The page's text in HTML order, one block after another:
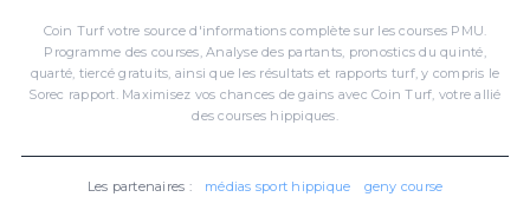
Coin Turf votre source d'informations complète sur les courses PMU.
Programme des courses, Analyse des partants, pronostics du quinté,
quarté, tiercé gratuits, ainsi que les résultats et rapports turf, y compris le
Sorec rapport. Maximisez vos chances de gains avec Coin Turf, votre allié
des courses hippiques.
Les partenaires : médias sport hippique geny course